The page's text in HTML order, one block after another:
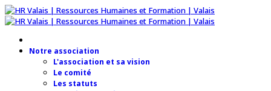
Notre association
L'association et sa vision
Le comité
Les statuts